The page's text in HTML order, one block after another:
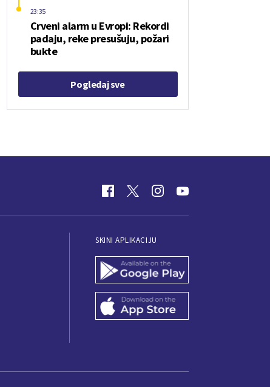
Crveni alarm u Evropi: Rekordi
padaju, reke presušuju, požari
bukte
23:35
Pogledaj sve
SKINI APLIKACIJU